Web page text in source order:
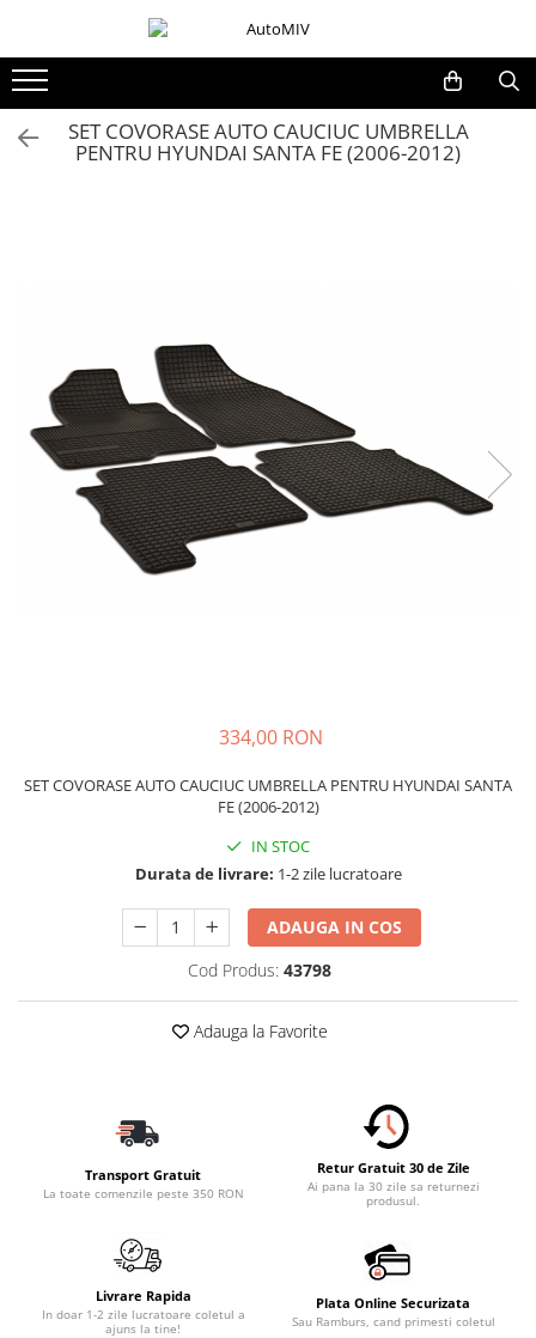
Oferta Saptamanii
Butoane
Butoane Blocare/Deblocare
Buton Frana
Buton Clapeta Rezervor
Buton Portbagaj
Alte Butoane/Comutatoare
Butoane Semnalizare
Schimbatoare Viteze
Inchidere Centralizata
Tavite Portbagaj Dedicate
Covorase Auto/ Presuri Auto
Accesorii Siguranta Auto
Incarcatoare Auto
Accesorii pentru Roti si Anvelope
Husa Anvelope
Organizatoare Auto
Iluminat Auto
Semnalizari
SET COVORASE AUTO CAUCIUC UMBRELLA
PENTRU HYUNDAI SANTA FE (2006-2012)
334,00 RON
SET COVORASE AUTO CAUCIUC UMBRELLA PENTRU HYUNDAI SANTA
FE (2006-2012)
IN STOC
Durata de livrare: 1-2 zile lucratoare
ADAUGA IN COS
Cod Produs: 43798
Adauga la Favorite
Transport Gratuit
La toate comenzile peste 350 RON
Retur Gratuit 30 de Zile
Ai pana la 30 zile sa returnezi
produsul.
Livrare Rapida
In doar 1-2 zile lucratoare coletul a
ajuns la tine!
Plata Online Securizata
Sau Ramburs, cand primesti coletul